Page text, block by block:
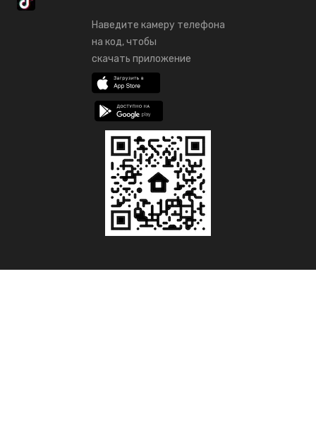
Наведите камеру телефона
на код, чтобы
скачать приложение